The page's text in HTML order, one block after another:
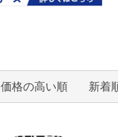
価格の高い順 新着